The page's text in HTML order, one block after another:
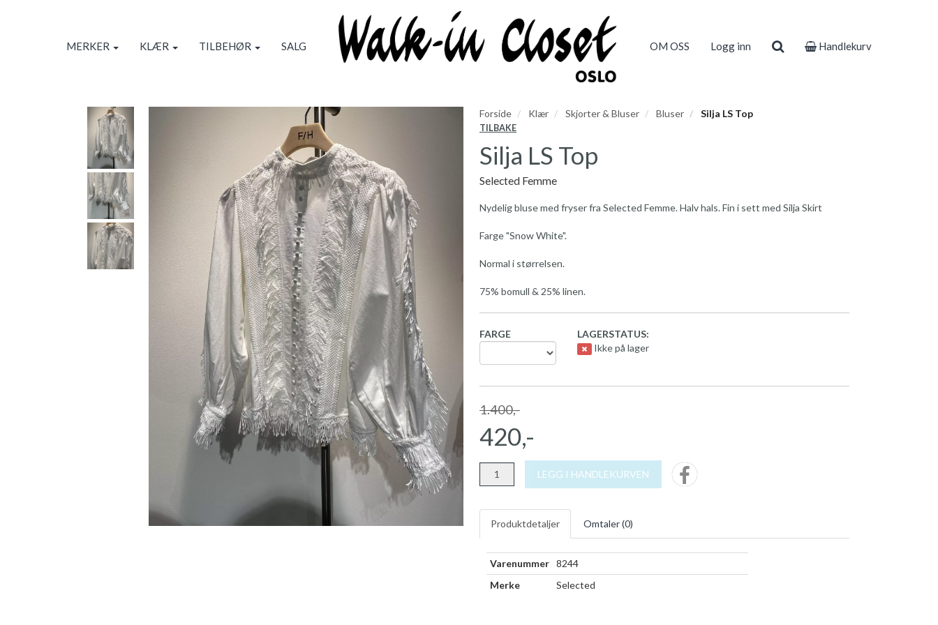
MERKER KLÆR TILBEHØR SALG OM OSS Logg inn Handlekurv
Forside Klær Skjorter & Bluser Bluser Silja LS Top
TILBAKE
Silja LS Top
Selected Femme
Nydelig bluse med fryser fra Selected Femme. Halv hals. Fin i sett med Silja Skirt
Farge "Snow White".
Normal i størrelsen.
75% bomull & 25% linen.
FARGE
LAGERSTATUS:
Ikke på lager
1.400,-
420,-
LEGG I HANDLEKURVEN
Produktdetaljer Omtaler (0)
Varenummer 8244
Merke
Selected